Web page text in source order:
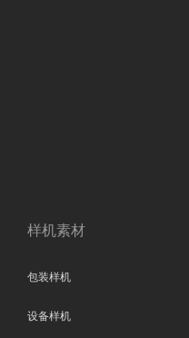
样机素材
包装样机
设备样机